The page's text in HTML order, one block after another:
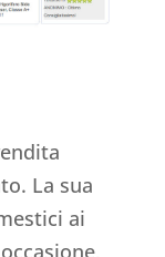
La sua
ai